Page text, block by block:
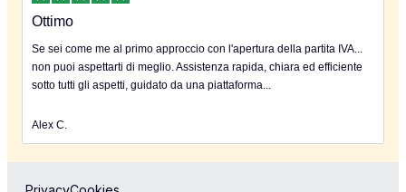
Ottimo
Se sei come me al primo approccio con l'apertura della partita IVA...
non puoi aspettarti di meglio. Assistenza rapida, chiara ed efficiente
sotto tutti gli aspetti, guidato da una piattaforma...
Alex C.